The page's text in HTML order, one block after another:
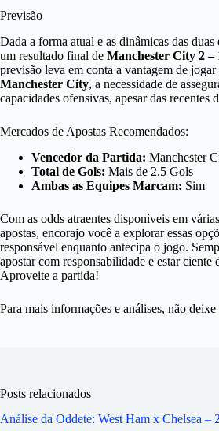
Previsão
Dada a forma atual e as dinâmicas das
um resultado final de Manchester City 2 –
previsão leva em conta a vantagem de jogar
Manchester City, a necessidade de
capacidades ofensivas, apesar das recentes
Mercados de Apostas Recomendados:
Vencedor da Partida: Manchester
Total de Gols: Mais de 2.5 Gols
Ambas as Equipes Marcam: Sim
Com as odds atraentes disponíveis em
apostas, encorajo você a explorar essas
responsável enquanto antecipa o jogo.
apostar com responsabilidade e estar ciente
Aproveite a partida!
Para mais informações e análises, não
Posts relacionados
Análise da Oddete: West Ham x Chelsea –